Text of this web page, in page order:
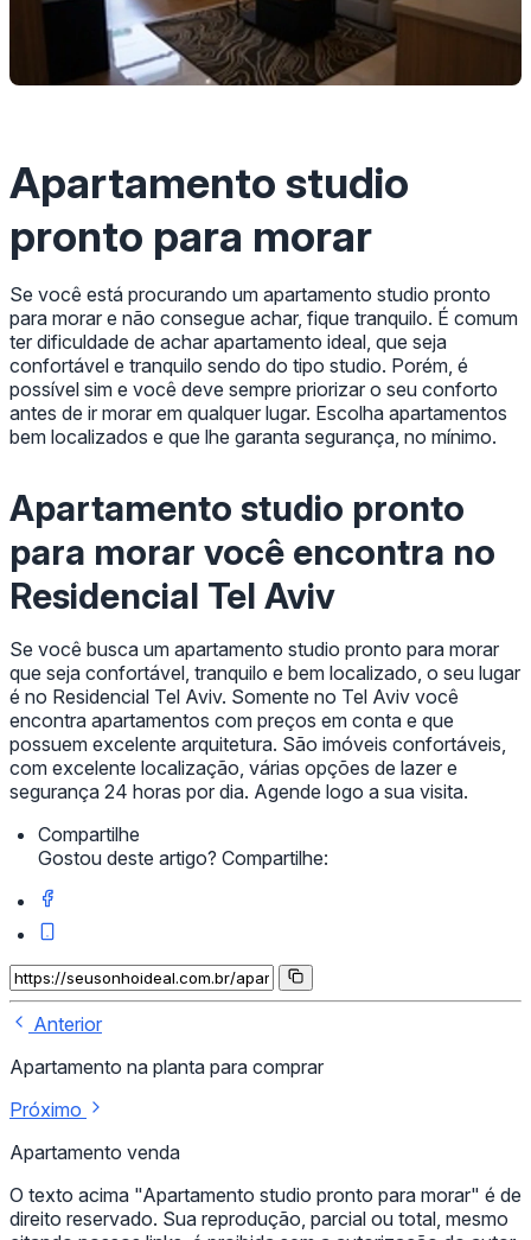
Apartamento studio
pronto para morar
Se você está procurando um apartamento studio pronto
para morar e não consegue achar, fique tranquilo. É comum
ter dificuldade de achar apartamento ideal, que seja
confortável e tranquilo sendo do tipo studio. Porém, é
possível sim e você deve sempre priorizar o seu conforto
antes de ir morar em qualquer lugar. Escolha apartamentos
bem localizados e que lhe garanta segurança, no mínimo.
Apartamento studio pronto
para morar você encontra no
Residencial Tel Aviv
Se você busca um apartamento studio pronto para morar
que seja confortável, tranquilo e bem localizado, o seu lugar
é no Residencial Tel Aviv. Somente no Tel Aviv você
encontra apartamentos com preços em conta e que
possuem excelente arquitetura. São imóveis confortáveis,
com excelente localização, várias opções de lazer e
segurança 24 horas por dia. Agende logo a sua visita.
Compartilhe
Gostou deste artigo? Compartilhe:
Anterior
Apartamento na planta para comprar
Próximo
Apartamento venda
O texto acima "Apartamento studio pronto para morar" é de
direito reservado. Sua reprodução, parcial ou total, mesmo